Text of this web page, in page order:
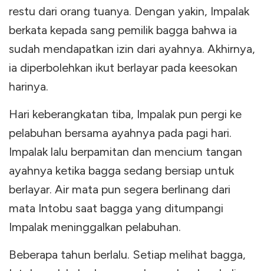
restu dari orang tuanya. Dengan yakin, Impalak
berkata kepada sang pemilik bagga bahwa ia
sudah mendapatkan izin dari ayahnya. Akhirnya,
ia diperbolehkan ikut berlayar pada keesokan
harinya.
Hari keberangkatan tiba, Impalak pun pergi ke
pelabuhan bersama ayahnya pada pagi hari.
Impalak lalu berpamitan dan mencium tangan
ayahnya ketika bagga sedang bersiap untuk
berlayar. Air mata pun segera berlinang dari
mata Intobu saat bagga yang ditumpangi
Impalak meninggalkan pelabuhan.
Beberapa tahun berlalu. Setiap melihat bagga,